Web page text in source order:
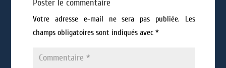
Poster le commentaire
Votre adresse e-mail ne sera pas publiée.
Les
champs obligatoires sont indiqués avec *